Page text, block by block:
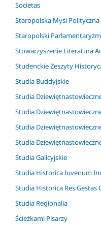
Societas
Staropolska Myśl Polityczna
Staropolski Parlamentaryzm
Stowarzyszenie Literatura
Studenckie Zeszyty
Studia Buddyjskie
Studia
Studia
Studia
Studia
Studia Galicyjskie
Studia Historica Iuvenum
Studia Historica Res
Studia Regionalia
Ścieżkami Pisarzy